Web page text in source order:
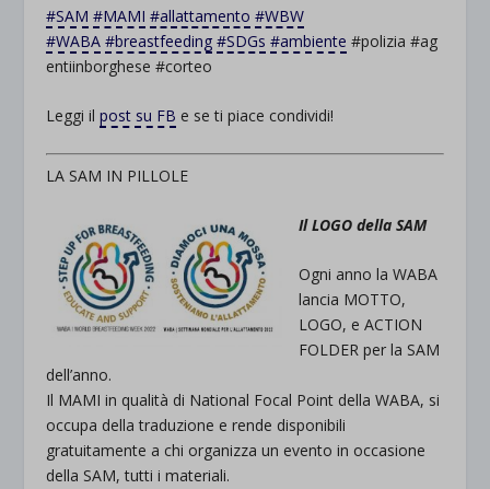
#SAM #MAMI #allattamento #WBW
#WABA #breastfeeding #SDGs #ambiente #polizia #ag
entiinborghese #corteo
Leggi ilpost su FB e se ti piace condividi!
LA SAM IN PILLOLE
Il LOGO della SAM
Ogni anno la WABA
lancia MOTTO,
LOGO, e ACTION
FOLDER per la SAM
dell’anno.
Il MAMI in qualità di National Focal Point della WABA, si
occupa della traduzione e rende disponibili
gratuitamente a chi organizza un evento in occasione
della SAM, tutti i materiali.
wp-settings-time-*
_ga_*
jetpackState[message]
rientrano nelle altre categorie specifiche o che non sono stati
esplicitamente categorizzati.
Mostra dettagli
et-saved-post*
wpc*